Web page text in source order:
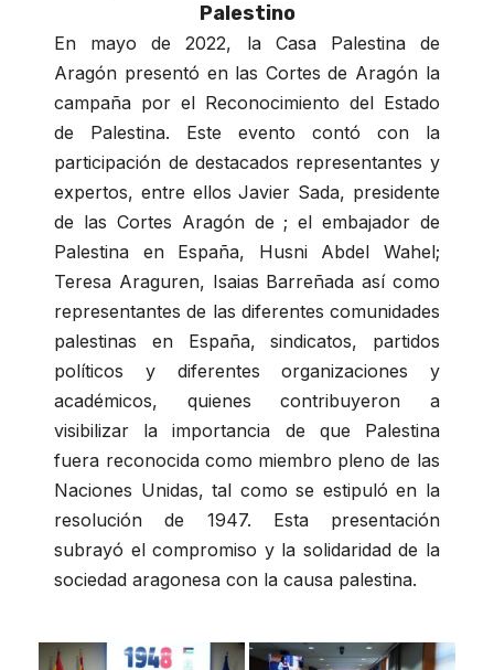
Palestino
En mayo de 2022, la Casa Palestina de
Aragón presentó en las Cortes de Aragón la
campaña por el Reconocimiento del Estado
de Palestina. Este evento contó con la
participación de destacados representantes y
expertos, entre ellos Javier Sada, presidente
de las Cortes Aragón de ; el embajador de
Palestina en España, Husni Abdel Wahel;
Teresa Araguren, Isaias Barreñada así como
representantes de las diferentes comunidades
palestinas en España, sindicatos, partidos
políticos y diferentes organizaciones y
académicos, quienes contribuyeron a
visibilizar la importancia de que Palestina
fuera reconocida como miembro pleno de las
Naciones Unidas, tal como se estipuló en la
resolución de 1947. Esta presentación
subrayó el compromiso y la solidaridad de la
sociedad aragonesa con la causa palestina.